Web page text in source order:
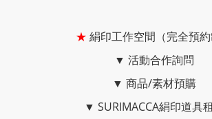
★ 絹印工作空間（完全預約
▼ 活動合作詢問
▼ 商品/素材預購
▼ SURIMACCA絹印道具